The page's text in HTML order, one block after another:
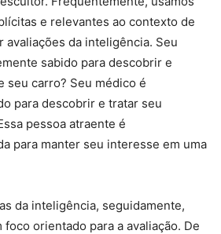
e relevantes ao contexto de
avaliações da inteligência. Seu
sabido para descobrir e
seu carro? Seu médico é
para descobrir e tratar seu
pessoa atraente é
para manter seu interesse em uma
da inteligência, seguidamente,
orientado para a avaliação. De